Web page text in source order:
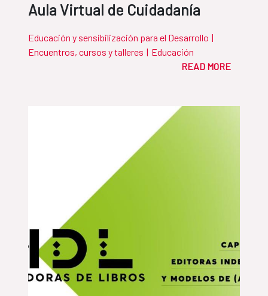
Aula Virtual de Cuidadanía
Educación y sensibilización para el Desarrollo |
Encuentros, cursos y talleres | Educación
READ MORE